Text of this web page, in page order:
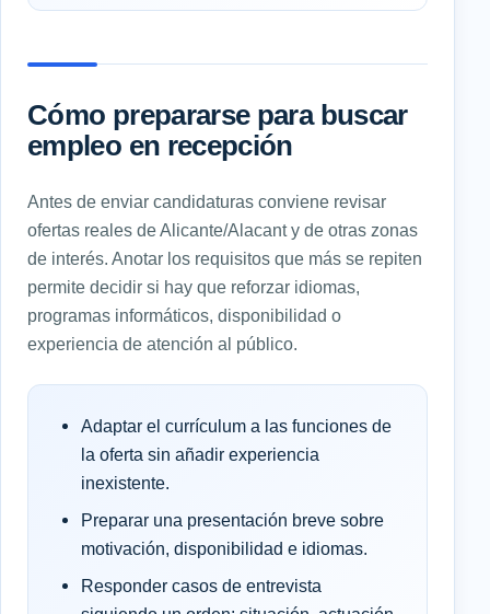
Cómo prepararse para buscar
empleo en recepción
Antes de enviar candidaturas conviene revisar
ofertas reales de Alicante/Alacant y de otras zonas
de interés. Anotar los requisitos que más se repiten
permite decidir si hay que reforzar idiomas,
programas informáticos, disponibilidad o
experiencia de atención al público.
Adaptar el currículum a las funciones de
la oferta sin añadir experiencia
inexistente.
Preparar una presentación breve sobre
motivación, disponibilidad e idiomas.
Responder casos de entrevista